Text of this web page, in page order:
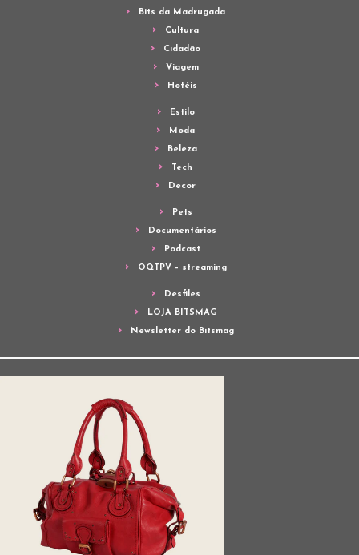
Bits da Madrugada
Cultura
Cidadão
Viagem
Hotéis
Estilo
Moda
Beleza
Tech
Decor
Pets
Documentários
Podcast
OQTPV – streaming
Desfiles
LOJA BITSMAG
Newsletter do Bitsmag